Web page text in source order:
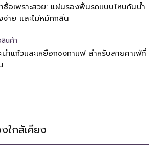
ซื้อเพราะสวย: แผ่นรองพื้นรถแบบไหนกันน้ำ
ง่าย และไม่หมักกลิ่น
นค้า
นำแก้วและเหยือกชงกาแฟ สำหรับสายคาเฟ่ที่
ใกล้เคียง